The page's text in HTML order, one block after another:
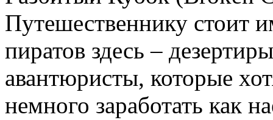
Путешественнику стоит
пиратов здесь –
авантюристы, которые
немного заработать как